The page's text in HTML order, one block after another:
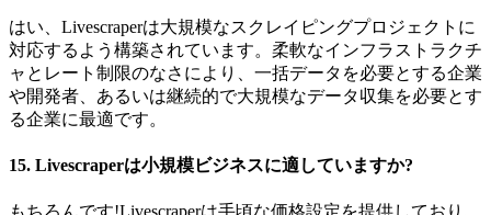
はい、Livescraperは大規模なスクレイピングプロジェクトに
対応するよう構築されています。柔軟なインフラストラクチ
ャとレート制限のなさにより、一括データを必要とする企業
や開発者、あるいは継続的で大規模なデータ収集を必要とす
る企業に最適です。
15. Livescraperは小規模ビジネスに適していますか?